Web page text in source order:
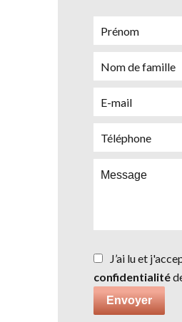
J’ai lu et
confidentialité
Envoyer